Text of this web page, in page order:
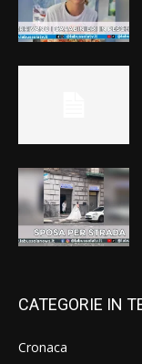
CATEGORIE IN
Cronaca